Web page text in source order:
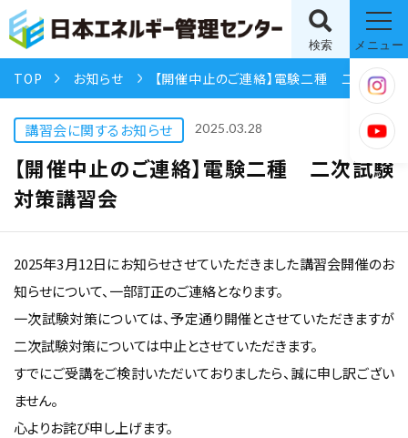
検索 メニュー
TOP お知らせ 【開催中止のご連絡】電験二種 二次試験対策講習会
講習会に関するお知らせ 2025.03.28
【開催中止のご連絡】電験二種 二次試験
対策講習会
2025年3月12日にお知らせさせていただきました講習会開催のお
知らせについて、一部訂正のご連絡となります。
一次試験対策については、予定通り開催とさせていただきますが
二次試験対策については中止とさせていただきます。
すでにご受講をご検討いただいておりましたら、誠に申し訳ござい
ません。
心よりお詫び申し上げます。